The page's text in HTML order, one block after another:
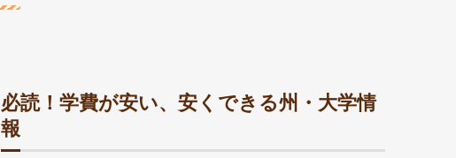
必読！学費が安い、安くできる州・大学情
報